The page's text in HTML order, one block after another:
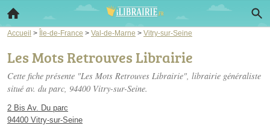
Accueil > Île-de-France > Val-de-Marne > Vitry-sur-Seine
Les Mots Retrouves Librairie
Cette fiche présente "Les Mots Retrouves Librairie", librairie généraliste
situé av. du parc, 94400 Vitry-sur-Seine.
2 Bis Av. Du parc
94400 Vitry-sur-Seine